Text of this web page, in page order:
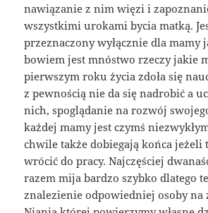
nawiązanie z nim więzi i
wszystkimi urokami bycia matką.
przeznaczony wyłącznie dla mamy
bowiem jest mnóstwo rzeczy jakie
pierwszym roku życia zdoła się
z pewnością nie da się nadrobić a
nich, spoglądanie na rozwój
każdej mamy jest czymś
chwile także dobiegają końca jeżeli
wrócić do pracy. Najczęściej
razem mija bardzo szybko dlatego
znalezienie odpowiedniej osoby na